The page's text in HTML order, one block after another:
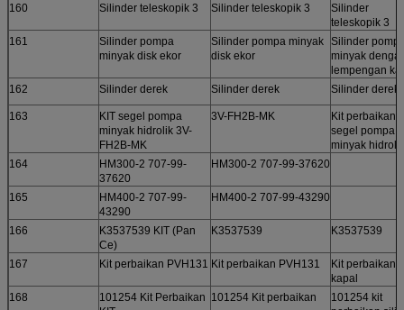
160 Silinder teleskopik 3 Silinder teleskopik 3
Silinder
teleskopik 3
161
Silinder pompa
minyak disk ekor
Silinder pompa minyak
disk ekor
Silinder
minyak
lempengan
162
Silinder derek Silinder derek Silinder derek)
163
KIT segel pompa
minyak hidrolik 3V-
FH2B-MK
3V-FH2B-MK
Kit perbaikan
segel pompa
minyak hidrolik
164
HM300-2 707-99-
37620
HM300-2 707-99-37620
165
HM400-2 707-99-
43290
HM400-2 707-99-43290
166
K3537539 KIT (Pan
Ce)
K3537539 K3537539
167 Kit perbaikan PVH131 Kit perbaikan PVH131
Kit perbaikan
kapal
168
101254 Kit Perbaikan 101254 Kit perbaikan
101254 kit